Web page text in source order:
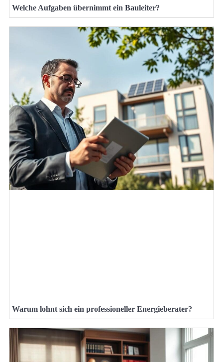
Welche Aufgaben übernimmt ein Bauleiter?
Warum lohnt sich ein professioneller Energieberater?